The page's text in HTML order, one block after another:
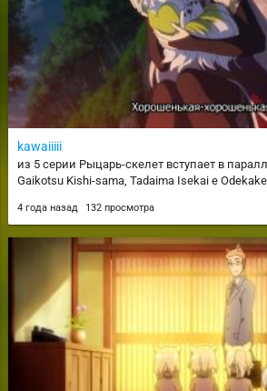
kawaiiiii
из 5 серии Рыцарь-скелет вступает в
Gaikotsu Kishi-sama, Tadaima Isekai e
4 года назад 132 просмотра